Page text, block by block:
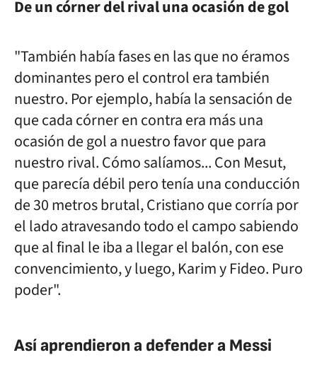
De uncórner del rival una ocasión de gol
"También había fases en las que no éramos
dominantes pero el control era también
nuestro. Por ejemplo, había la sensación de
que cada córner en contra era más una
ocasión de gol a nuestro favor que para
nuestro rival. Cómo salíamos... Con Mesut,
que parecía débil pero tenía una conducción
de 30 metros brutal, Cristiano que corría por
el lado atravesando todo el campo sabiendo
que al final le iba a llegar el balón, con ese
convencimiento, y luego, Karim y Fideo. Puro
poder".
Así aprendieron a defender a Messi